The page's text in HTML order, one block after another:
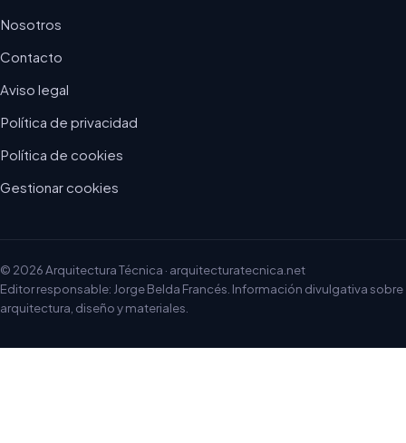
Nosotros
Contacto
Aviso legal
Política de privacidad
Política de cookies
Gestionar cookies
© 2026 Arquitectura Técnica · arquitecturatecnica.net
Editor responsable: Jorge Belda Francés. Información divulgativa sobre
arquitectura, diseño y materiales.